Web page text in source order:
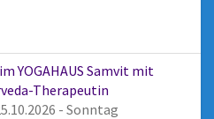
YOGAHAUS Samvit mit
Therapeutin
- Sonntag